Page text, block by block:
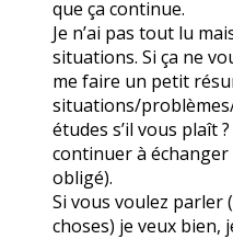
que ça continue.
Je n’ai pas tout lu
situations. Si ça ne
me faire un petit
situations/
études s’il vous plaît
continuer à échanger
obligé).
Si vous voulez parler
choses) je veux bien,